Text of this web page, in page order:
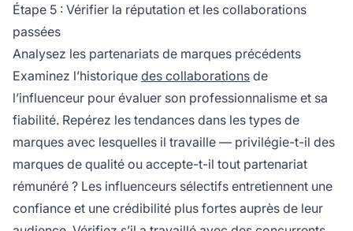
Étape 5 : Vérifier la réputation et les collaborations
passées
Analysez les partenariats de marques précédents
Examinez l’historique des collaborations de
l’influenceur pour évaluer son professionnalisme et sa
fiabilité. Repérez les tendances dans les types de
marques avec lesquelles il travaille — privilégie-t-il des
marques de qualité ou accepte-t-il tout partenariat
rémunéré ? Les influenceurs sélectifs entretiennent une
confiance et une crédibilité plus fortes auprès de leur